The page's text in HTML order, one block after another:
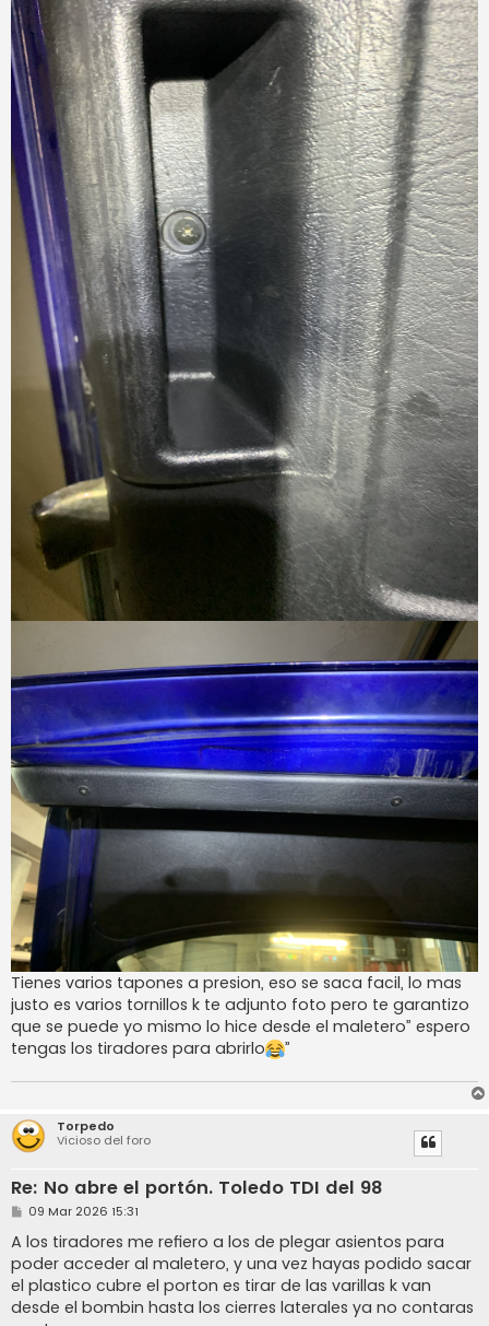
Tienes varios tapones a presion, eso se saca facil, lo mas
justo es varios tornillos k te adjunto foto pero te garantizo
que se puede yo mismo lo hice desde el maletero” espero
tengas los tiradores para abrirlo
”
Torpedo
Vicioso del foro
Re: No abre el portón. Toledo TDI del 98
M
n
s
a
e
09 Mar 2026 15:31
A los tiradores me refiero a los de plegar asientos para
poder acceder al maletero, y una vez hayas podido sacar
el plastico cubre el porton es tirar de las varillas k van
desde el bombin hasta los cierres laterales ya no contaras